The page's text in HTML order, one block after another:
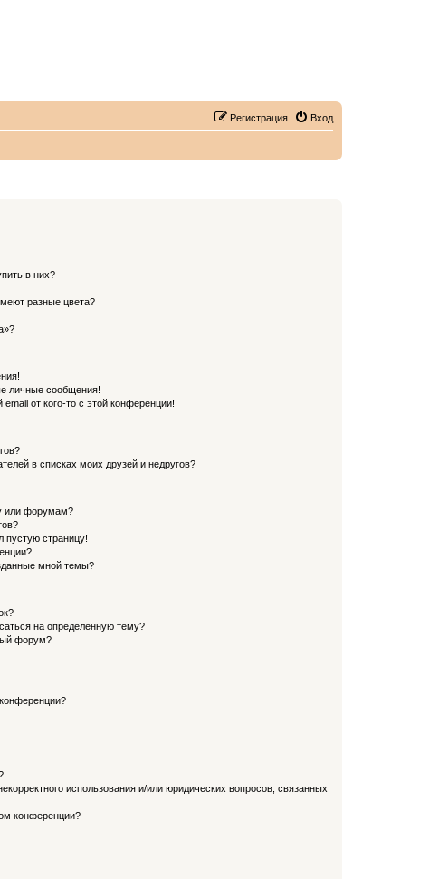
Вход
Регистрация
в них?
разные цвета?
личные сообщения!
от кого-то с этой конференции!
в списках моих друзей и недругов?
или форумам?
пустую страницу!
мной темы?
на определённую тему?
форум?
использования и/или юридических вопросов, связанных
конференции?